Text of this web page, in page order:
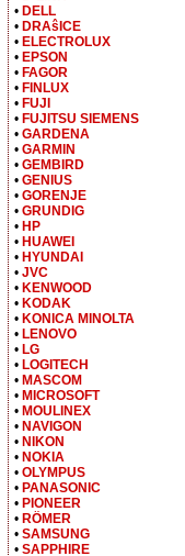
• DELL
• DRAŝICE
• ELECTROLUX
• EPSON
• FAGOR
• FINLUX
• FUJI
• FUJITSU SIEMENS
• GARDENA
• GARMIN
• GEMBIRD
• GENIUS
• GORENJE
• GRUNDIG
• HP
• HUAWEI
• HYUNDAI
• JVC
• KENWOOD
• KODAK
• KONICA MINOLTA
• LENOVO
• LG
• LOGITECH
• MASCOM
• MICROSOFT
• MOULINEX
• NAVIGON
• NIKON
• NOKIA
• OLYMPUS
• PANASONIC
• PIONEER
• RÖMER
• SAMSUNG
• SAPPHIRE